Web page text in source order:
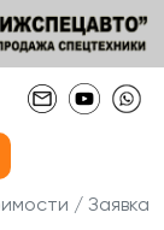
/ Заявка